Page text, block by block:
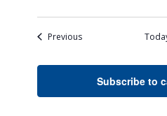
PreviousEvents
Subscribe to